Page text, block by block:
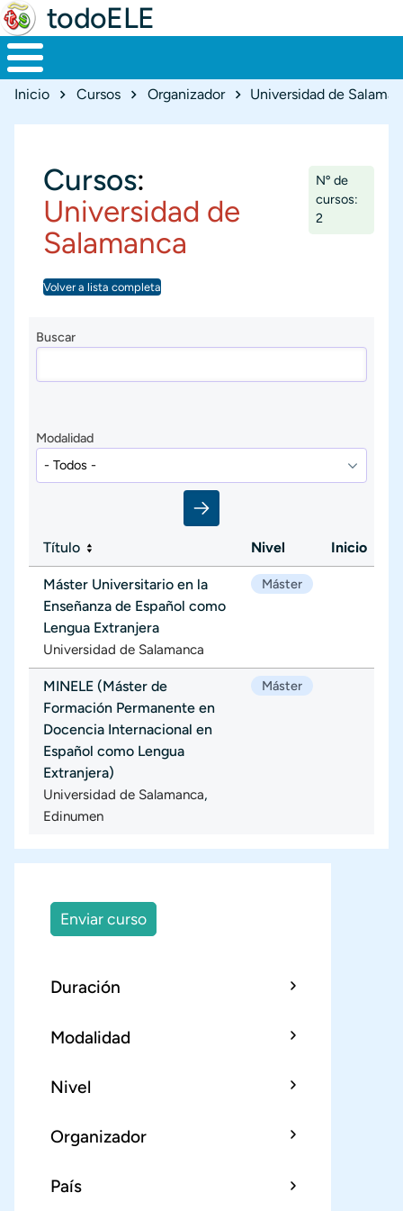
todoELE
Ruta de navegación
Inicio Cursos Organizador Universidad de
Cursos:
Universidad de
Salamanca
Nº de
cursos:
2
Volver a lista completa
Buscar
Modalidad
Título Nivel Inicio
Máster Universitario en la
Enseñanza de Español como
Lengua Extranjera
Universidad de Salamanca
Máster
MINELE (Máster de
Formación Permanente en
Docencia Internacional en
Español como Lengua
Extranjera)
Universidad de Salamanca,
Edinumen
Máster
Enviar curso
Duración
Modalidad
Nivel
Organizador
País